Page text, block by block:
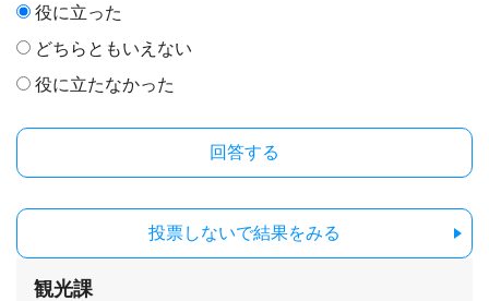
役に立った
どちらともいえない
役に立たなかった
投票しないで結果をみる
観光課